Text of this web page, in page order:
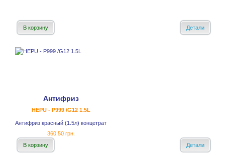
В корзину Детали
Антифриз
HEPU - P999 /G12 1.5L
Антифриз красный (1.5л) концетрат
360.50 грн.
В корзину
Детали